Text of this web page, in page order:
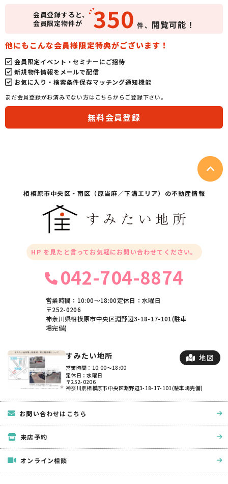
会員登録すると、
会員限定物件が
350 件、 閲覧可能！
他にもこんな会員様限定特典がございます！
会員限定イベント・セミナーにご招待
新規物件情報をメールで配信
お気に入り・検索条件保存マッチング通知機能
まだ会員登録がお済みでない方はこちらからご登録下さい。
無料会員登録
相模原市中央区・ 南区（原当麻／下溝エリア）の不動産情報
HP を見たと言ってお気軽にお問い合わせてください。
042-704-8874
営業時間：10:00〜18:00定休日：水曜日
〒252-0206
神奈川県相模原市中央区淵野辺3-18-17-101(駐車
場完備)
すみたい地所
営業時間：10:00〜18:00
定休日：水曜日
〒252-0206
神奈川県相模原市中央区淵野辺3-18-17-101(駐車場完備)
地図
お問い合わせはこちら
来店予約
オンライン相談